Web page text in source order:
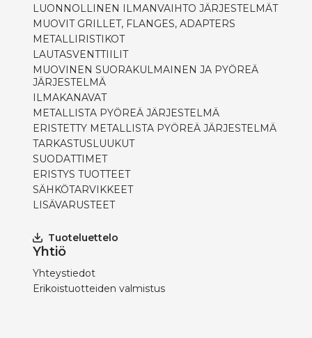
LUONNOLLINEN ILMANVAIHTO JÄRJESTELMÄT
MUOVIT GRILLET, FLANGES, ADAPTERS
METALLIRISTIKOT
LAUTASVENTTIILIT
MUOVINEN SUORAKULMAINEN JA PYÖREÄ
JÄRJESTELMÄ
ILMAKANAVAT
METALLISTA PYÖREÄ JÄRJESTELMÄ
ERISTETTY METALLISTA PYÖREÄ JÄRJESTELMÄ
TARKASTUSLUUKUT
SUODATTIMET
ERISTYS TUOTTEET
SÄHKÖTARVIKKEET
LISÄVARUSTEET
Tuoteluettelo
Yhtiö
Yhteystiedot
Erikoistuotteiden valmistus